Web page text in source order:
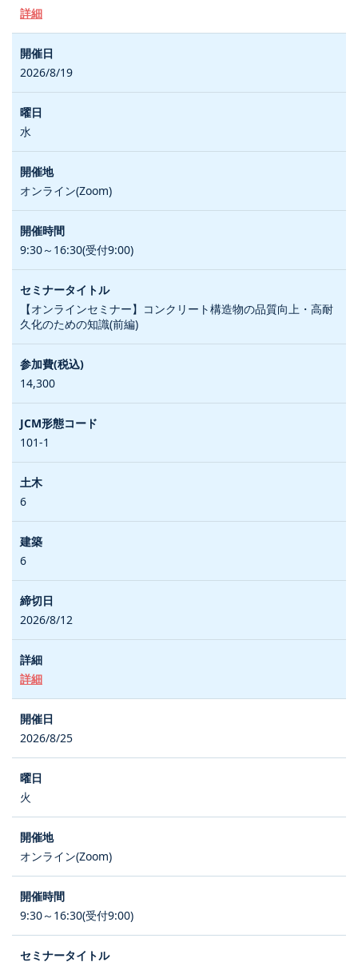
詳細
2026/8/19
水
オンライン(Zoom)
9:30～16:30(受付9:00)
【オンラインセミナー】コンクリート構造物の品質向上・高耐
久化のための知識(前編)
14,300
101-1
6
6
2026/8/12
詳細
2026/8/25
火
オンライン(Zoom)
9:30～16:30(受付9:00)